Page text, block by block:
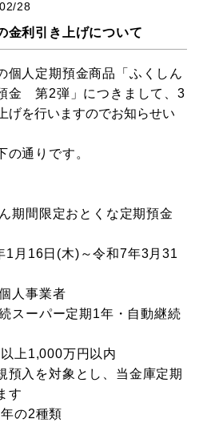
28
金利引き上げについて
人定期預金商品「ふくしん
金 第2弾」につきまして、3
げを行いますのでお知らせい
通りです。
限定おとくな定期預金
月 16日 (木) ～令和7年3月31
事業者
スーパー定期 1年・自動継続
上 1,000万円以内
とし、当金庫定期
す
年の2種類